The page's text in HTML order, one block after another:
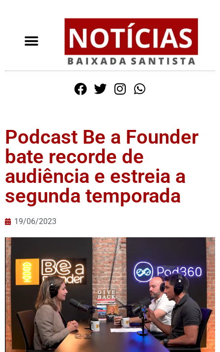
Podcast Be a Founder
bate recorde de
audiência e estreia a
segunda temporada
19/06/2023